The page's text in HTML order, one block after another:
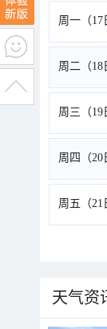
周一（17
周二（18
周三（19
周四（20
周五（21
天气资